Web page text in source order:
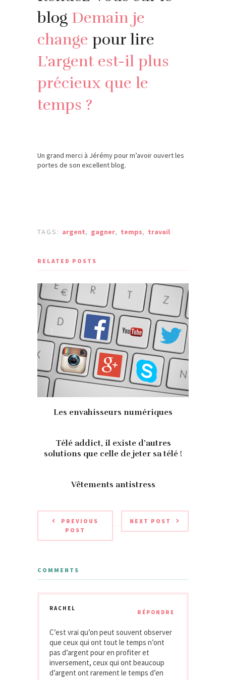
blog Demain je
change pour lire
L’argent est-il plus
précieux que le
temps ?
Un grand merci à Jérémy pour m’avoir ouvert les
portes de son excellent blog.
TAGS: argent, gagner, temps, travail
RELATED POSTS
Les envahisseurs numériques
Télé addict, il existe d’autres
solutions que celle de jeter sa télé !
Vêtements antistress
PREVIOUS
POST
NEXT POST
COMMENTS
RACHEL
RÉPONDRE
C’est vrai qu’on peut souvent observer
que ceux qui ont tout le temps n’ont
pas d’argent pour en profiter et
inversement, ceux qui ont beaucoup
d’argent ont rarement le temps d’en